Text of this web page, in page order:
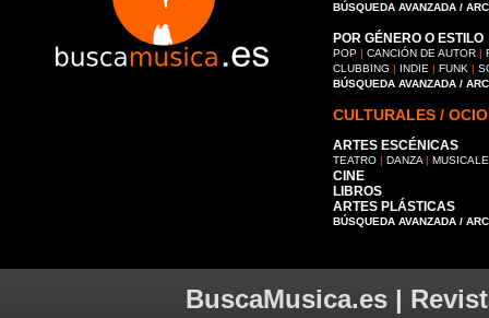
BÚSQUEDA AVANZADA /
POR GÉNERO O ESTILO
POP | CANCIÓN DE AUTOR |
CLUBBING | INDIE | FUNK |
BÚSQUEDA AVANZADA /
CULTURALES / OCIO
ARTES ESCÉNICAS
TEATRO | DANZA |
CINE
LIBROS
ARTES PLÁSTICAS
BÚSQUEDA AVANZADA /
BuscaMusica.es |